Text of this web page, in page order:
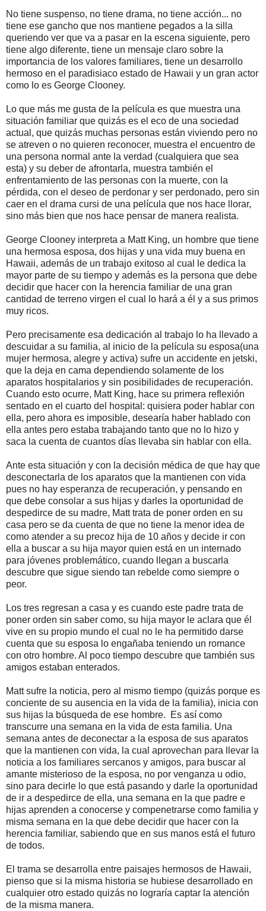
No tiene suspenso, no tiene drama, no tiene acción... no
tiene ese gancho que nos mantiene pegados a la silla
queriendo ver que va a pasar en la escena siguiente, pero
tiene algo diferente, tiene un mensaje claro sobre la
importancia de los valores familiares, tiene un desarrollo
hermoso en el paradisiaco estado de Hawaii y un gran actor
como lo es George Clooney.
Lo que más me gusta de la película es que muestra una
situación familiar que quizás es el eco de una sociedad
actual, que quizás muchas personas están viviendo pero no
se atreven o no quieren reconocer, muestra el encuentro de
una persona normal ante la verdad (cualquiera que sea
esta) y su deber de afrontarla, muestra también el
enfrentamiento de las personas con la muerte, con la
pérdida, con el deseo de perdonar y ser perdonado, pero sin
caer en el drama cursi de una película que nos hace llorar,
sino más bien que nos hace pensar de manera realista.
George Clooney interpreta a Matt King, un hombre que tiene
una hermosa esposa, dos hijas y una vida muy buena en
Hawaii, además de un trabajo exitoso al cual le dedica la
mayor parte de su tiempo y además es la persona que debe
decidir que hacer con la herencia familiar de una gran
cantidad de terreno virgen el cual lo hará a él y a sus primos
muy ricos.
Pero precisamente esa dedicación al trabajo lo ha llevado a
descuidar a su familia, al inicio de la película su esposa(una
mujer hermosa, alegre y activa) sufre un accidente en jetski,
que la deja en cama dependiendo solamente de los
aparatos hospitalarios y sin posibilidades de recuperación.
Cuando esto ocurre, Matt King, hace su primera reflexión
sentado en el cuarto del hospital: quisiera poder hablar con
ella, pero ahora es imposible, desearía haber hablado con
ella antes pero estaba trabajando tanto que no lo hizo y
saca la cuenta de cuantos días llevaba sin hablar con ella.
Ante esta situación y con la decisión médica de que hay que
desconectarla de los aparatos que la mantienen con vida
pues no hay esperanza de recuperación, y pensando en
que debe consolar a sus hijas y darles la oportunidad de
despedirce de su madre, Matt trata de poner orden en su
casa pero se da cuenta de que no tiene la menor idea de
como atender a su precoz hija de 10 años y decide ir con
ella a buscar a su hija mayor quien está en un internado
para jóvenes problemático, cuando llegan a buscarla
descubre que sigue siendo tan rebelde como siempre o
peor.
Los tres regresan a casa y es cuando este padre trata de
poner orden sin saber como, su hija mayor le aclara que él
vive en su propio mundo el cual no le ha permitido darse
cuenta que su esposa lo engañaba teniendo un romance
con otro hombre. Al poco tiempo descubre que también sus
amigos estaban enterados.
Matt sufre la noticia, pero al mismo tiempo (quizás porque es
conciente de su ausencia en la vida de la familia), inicia con
sus hijas la búsqueda de ese hombre. Es así como
transcurre una semana en la vida de esta familia. Una
semana antes de deconectar a la esposa de sus aparatos
que la mantienen con vida, la cual aprovechan para llevar la
noticia a los familiares sercanos y amigos, para buscar al
amante misterioso de la esposa, no por venganza u odio,
sino para decirle lo que está pasando y darle la oportunidad
de ir a despedirce de ella, una semana en la que padre e
hijas aprenden a conocerse y compenetrarse como familia y
misma semana en la que debe decidir que hacer con la
herencia familiar, sabiendo que en sus manos está el futuro
de todos.
El trama se desarrolla entre paisajes hermosos de Hawaii,
pienso que si la misma historia se hubiese desarrollado en
cualquier otro estado quizás no lograría captar la atención
de la misma manera.